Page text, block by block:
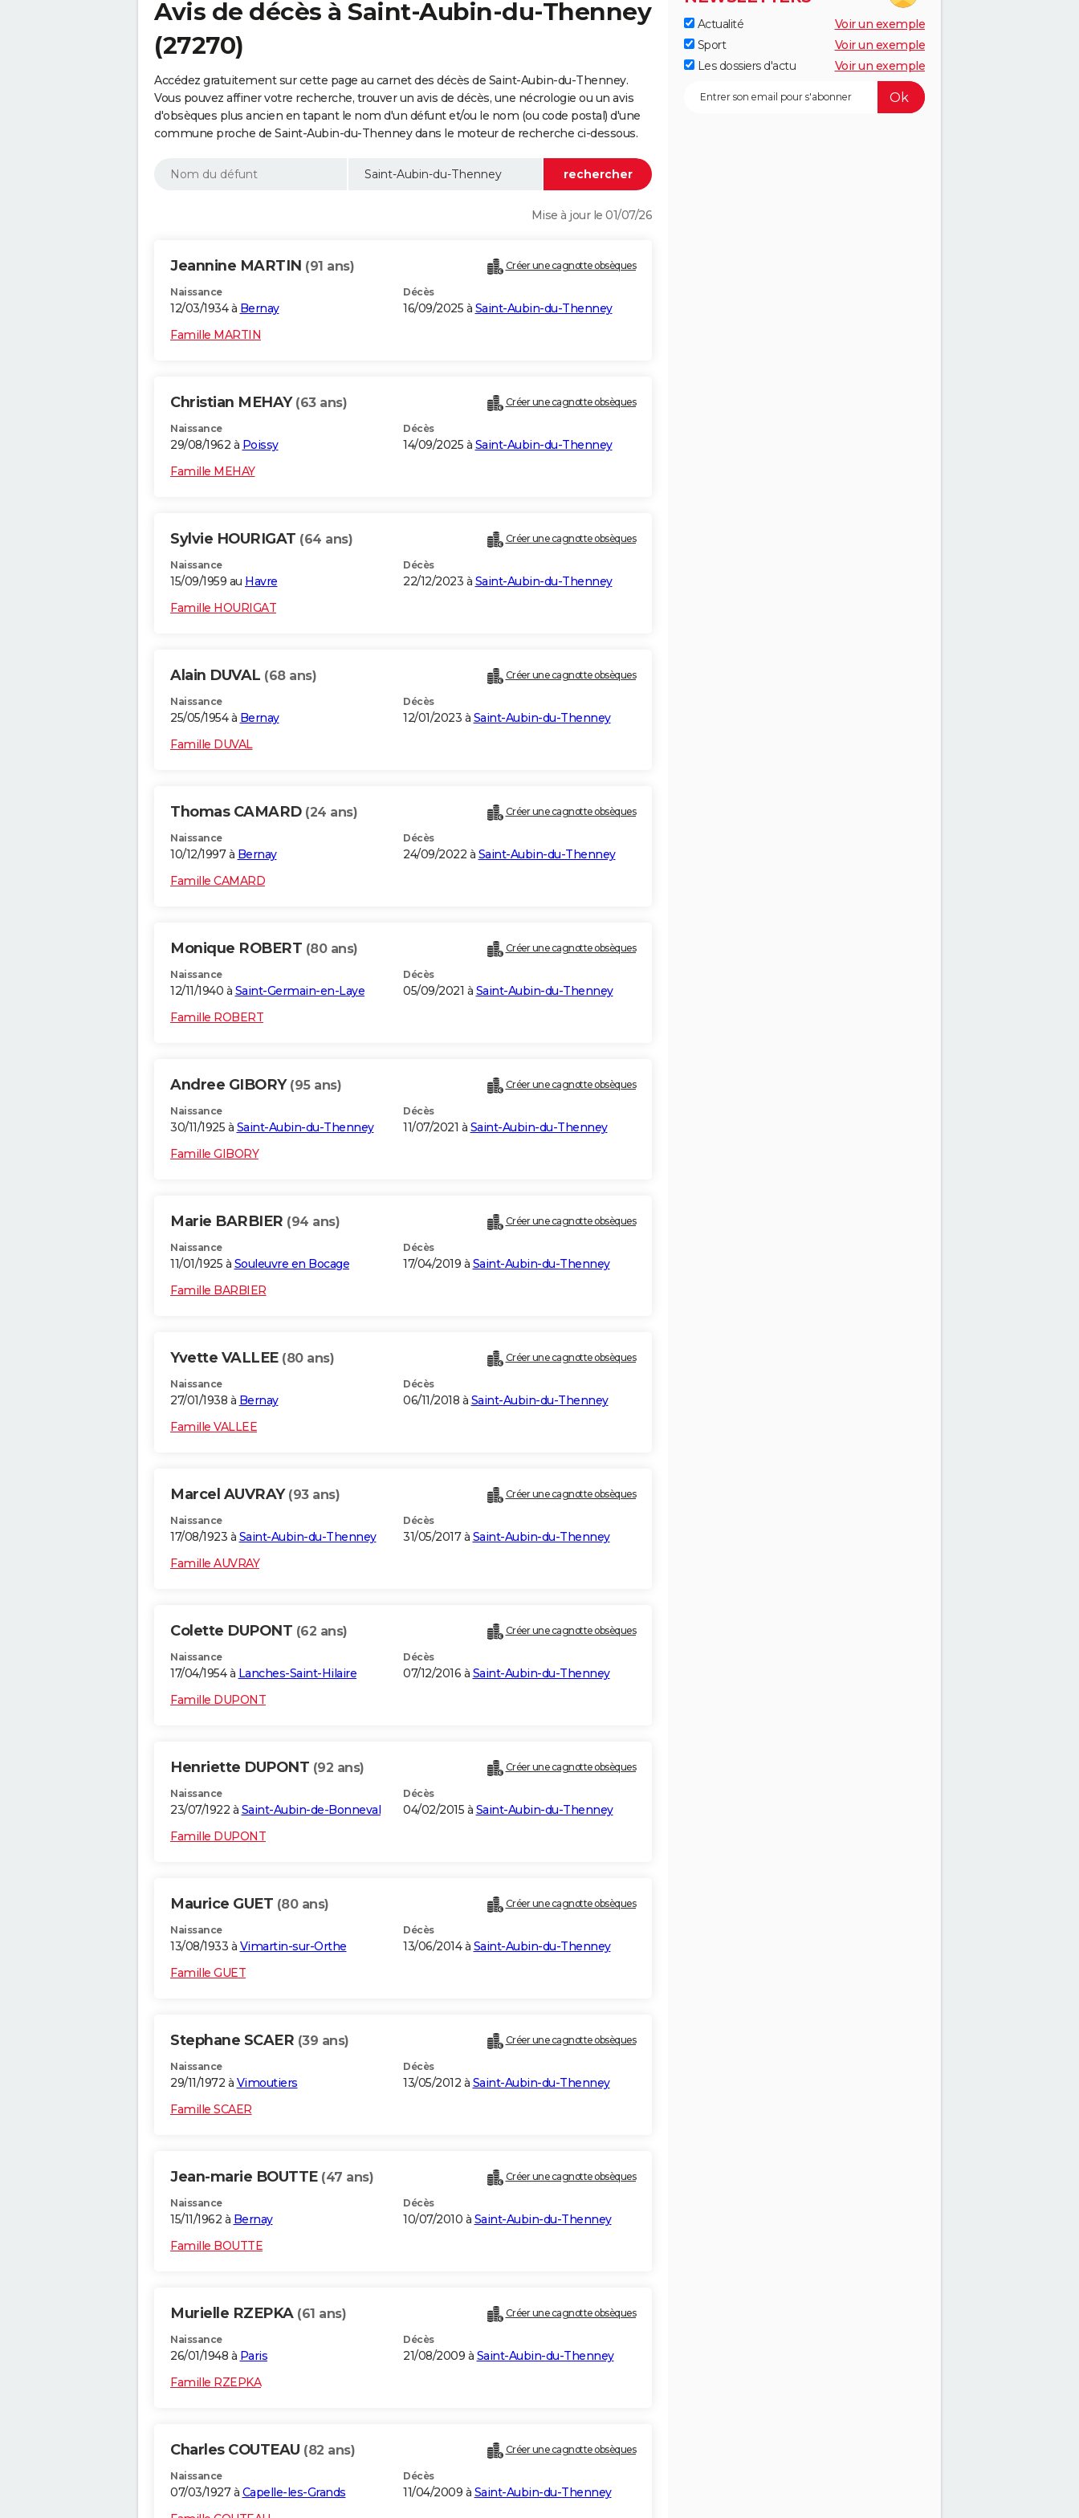
Avis de décès à Saint-Aubin-du-Thenney
(27270)
Accédez gratuitement sur cette page au carnet des décès de Saint-Aubin-du-Thenney.
Vous pouvez affiner votre recherche, trouver un avis de décès, une nécrologie ou un avis
d'obsèques plus ancien en tapant le nom d'un défunt et/ou le nom (ou code postal) d'une
commune proche de Saint-Aubin-du-Thenney dans le moteur de recherche ci-dessous.
Mise à jour le 01/07/26
Jeannine MARTIN (91 ans) Créer une cagnotte obsèques
Naissance
12/03/1934 à Bernay
Décès
16/09/2025 à Saint-Aubin-du-Thenney
Famille MARTIN
Christian MEHAY (63 ans) Créer une cagnotte obsèques
Naissance
29/08/1962 à Poissy
Décès
14/09/2025 à Saint-Aubin-du-Thenney
Famille MEHAY
Sylvie HOURIGAT (64 ans) Créer une cagnotte obsèques
Naissance
15/09/1959 au Havre
Décès
22/12/2023 à Saint-Aubin-du-Thenney
Famille HOURIGAT
Alain DUVAL (68 ans) Créer une cagnotte obsèques
Naissance
25/05/1954 à Bernay
Décès
12/01/2023 à Saint-Aubin-du-Thenney
Famille DUVAL
Thomas CAMARD (24 ans) Créer une cagnotte obsèques
Naissance
10/12/1997 à Bernay
Décès
24/09/2022 à Saint-Aubin-du-Thenney
Famille CAMARD
Monique ROBERT (80 ans) Créer une cagnotte obsèques
Naissance
12/11/1940 à Saint-Germain-en-Laye
Décès
05/09/2021 à Saint-Aubin-du-Thenney
Famille ROBERT
Andree GIBORY (95 ans) Créer une cagnotte obsèques
Naissance
30/11/1925 à Saint-Aubin-du-Thenney
Décès
11/07/2021 à Saint-Aubin-du-Thenney
Famille GIBORY
Marie BARBIER (94 ans) Créer une cagnotte obsèques
Naissance
11/01/1925 à Souleuvre en Bocage
Décès
17/04/2019 à Saint-Aubin-du-Thenney
Famille BARBIER
Yvette VALLEE (80 ans) Créer une cagnotte obsèques
Naissance
27/01/1938 à Bernay
Décès
06/11/2018 à Saint-Aubin-du-Thenney
Famille VALLEE
Marcel AUVRAY (93 ans) Créer une cagnotte obsèques
Naissance
17/08/1923 à Saint-Aubin-du-Thenney
Décès
31/05/2017 à Saint-Aubin-du-Thenney
Famille AUVRAY
Colette DUPONT (62 ans) Créer une cagnotte obsèques
Naissance
17/04/1954 à Lanches-Saint-Hilaire
Décès
07/12/2016 à Saint-Aubin-du-Thenney
Famille DUPONT
Henriette DUPONT (92 ans) Créer une cagnotte obsèques
Naissance
23/07/1922 à Saint-Aubin-de-Bonneval
Décès
04/02/2015 à Saint-Aubin-du-Thenney
Famille DUPONT
Maurice GUET (80 ans) Créer une cagnotte obsèques
Naissance
13/08/1933 à Vimartin-sur-Orthe
Décès
13/06/2014 à Saint-Aubin-du-Thenney
Famille GUET
Stephane SCAER (39 ans) Créer une cagnotte obsèques
Naissance
29/11/1972 à Vimoutiers
Décès
13/05/2012 à Saint-Aubin-du-Thenney
Famille SCAER
Jean-marie BOUTTE (47 ans) Créer une cagnotte obsèques
Naissance
15/11/1962 à Bernay
Décès
10/07/2010 à Saint-Aubin-du-Thenney
Famille BOUTTE
Murielle RZEPKA (61 ans) Créer une cagnotte obsèques
Naissance
26/01/1948 à Paris
Décès
21/08/2009 à Saint-Aubin-du-Thenney
Famille RZEPKA
Charles COUTEAU (82 ans) Créer une cagnotte obsèques
Naissance
07/03/1927 à Capelle-les-Grands
Décès
11/04/2009 à Saint-Aubin-du-Thenney
Actualité
Voir un exemple
Sport
Voir un exemple
Les dossiers d'actu
Voir un exemple